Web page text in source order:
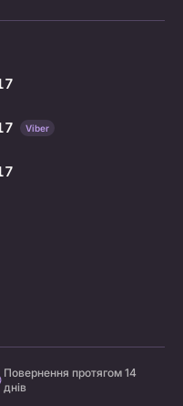
Viber
Повернення протягом 14
днів